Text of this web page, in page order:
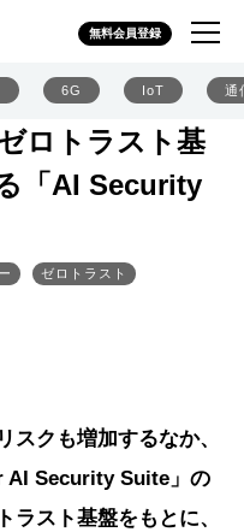
無料会員登録
6G IoT 通
ロトラスト基
「AI Security
ゼロトラスト
スクも増加するなか、
AI Security Suite」の
ラスト基盤をもとに、